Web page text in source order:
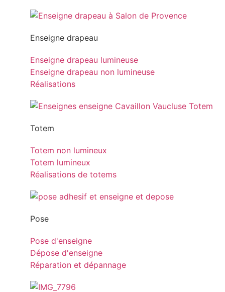
Enseigne drapeau
Enseigne drapeau lumineuse
Enseigne drapeau non lumineuse
Réalisations
Totem
Totem non lumineux
Totem lumineux
Réalisations de totems
Pose
Pose d'enseigne
Dépose d'enseigne
Réparation et dépannage